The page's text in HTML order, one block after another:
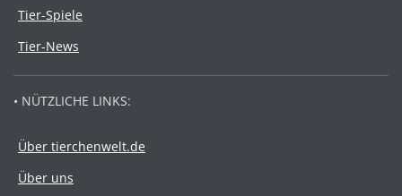
Tier-Spiele
Tier-News
• NÜTZLICHE LINKS:
Über tierchenwelt.de
Über uns